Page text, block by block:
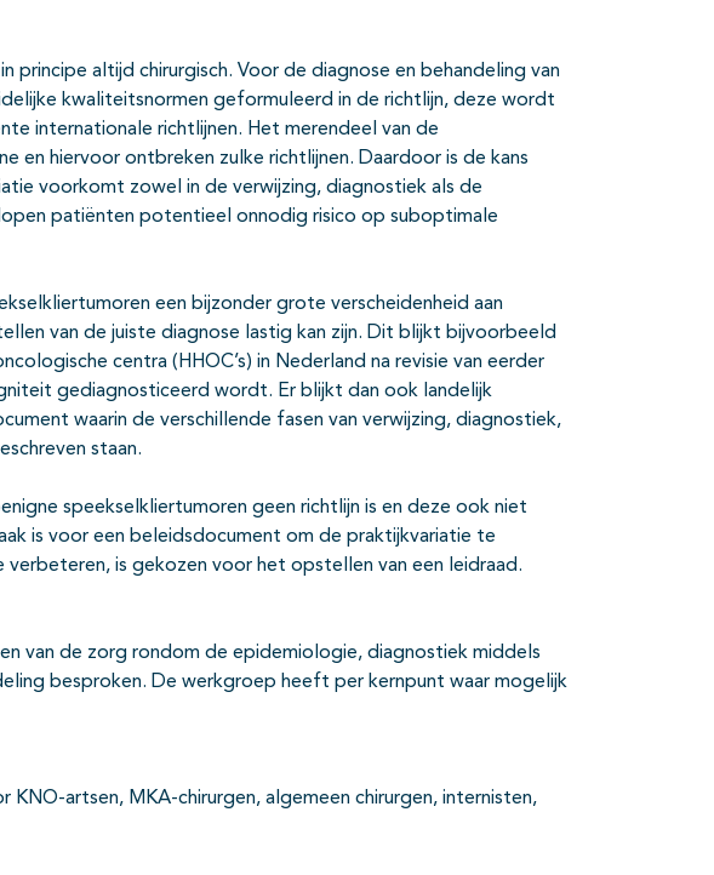
principe altijd chirurgisch. Voor de diagnose en behandeling van
kwaliteitsnormen geformuleerd in de richtlijn, deze wordt
internationale richtlijnen. Het merendeel van de
en hiervoor ontbreken zulke richtlijnen. Daardoor is de kans
voorkomt zowel in de verwijzing, diagnostiek als de
patiënten potentieel onnodig risico op suboptimale
een bijzonder grote verscheidenheid aan
van de juiste diagnose lastig kan zijn. Dit blijkt bijvoorbeeld
centra (HHOC’s) in Nederland na revisie van eerder
gediagnosticeerd wordt. Er blijkt dan ook landelijk
waarin de verschillende fasen van verwijzing, diagnostiek,
staan.
speekselkliertumoren geen richtlijn is en deze ook niet
is voor een beleidsdocument om de praktijkvariatie te
is gekozen voor het opstellen van een leidraad.
van de zorg rondom de epidemiologie, diagnostiek middels
besproken. De werkgroep heeft per kernpunt waar mogelijk
KNO-artsen, MKA-chirurgen, algemeen chirurgen, internisten,